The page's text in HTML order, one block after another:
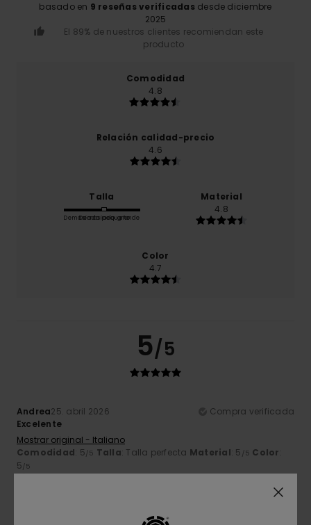
basado en 9 reseñas verificadas desde diciembre
2025
El 89% de nuestros clientes recomiendan este
producto
Comodidad
4.8
Relación calidad-precio
4.6
Talla
Demasiado pequeño
Demasiado grande
Material
4.8
Color
4.7
5/5
Andrea25. abril 2026
Compra verificada
Excelente
Mostrar original - Italiano
Comodidad: 5/5 Talla: Talla perfecta Material: 5 /5 Color:
5/5